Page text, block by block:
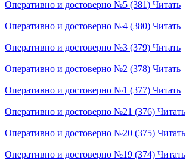
Оперативно и достоверно №5 (381) Читать
Оперативно и достоверно №4 (380) Читать
Оперативно и достоверно №3 (379) Читать
Оперативно и достоверно №2 (378) Читать
Оперативно и достоверно №1 (377) Читать
Оперативно и достоверно №21 (376) Читать
Оперативно и достоверно №20 (375) Читать
Оперативно и достоверно №19 (374) Читать